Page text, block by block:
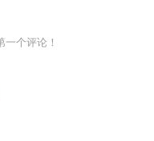
个评论！